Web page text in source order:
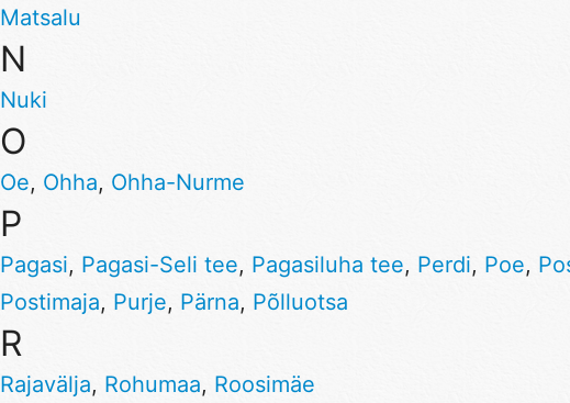
Matsalu
N
Nuki
O
Oe, Ohha, Ohha-Nurme
P
Pagasi, Pagasi-Seli tee, Pagasiluha tee, Perdi, Poe,
Postimaja, Purje, Pärna, Põlluotsa
R
Rajavälja, Rohumaa, Roosimäe